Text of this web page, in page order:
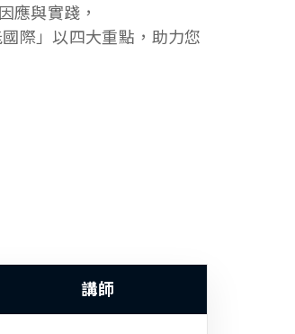
應與實踐，
際」以四大重點，助力您
講師